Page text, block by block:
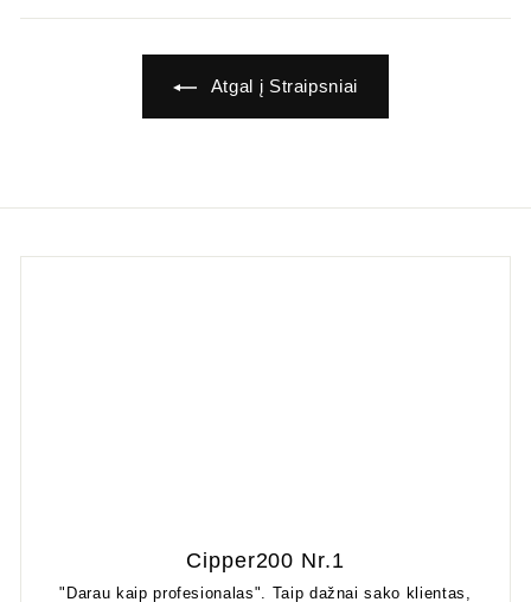
Atgal į Straipsniai
Cipper200 Nr.1
"Darau kaip profesionalas". Taip dažnai sako klientas,